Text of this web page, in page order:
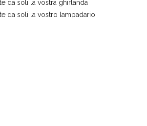
da soli la vostra ghirlanda
da soli la vostro lampadario